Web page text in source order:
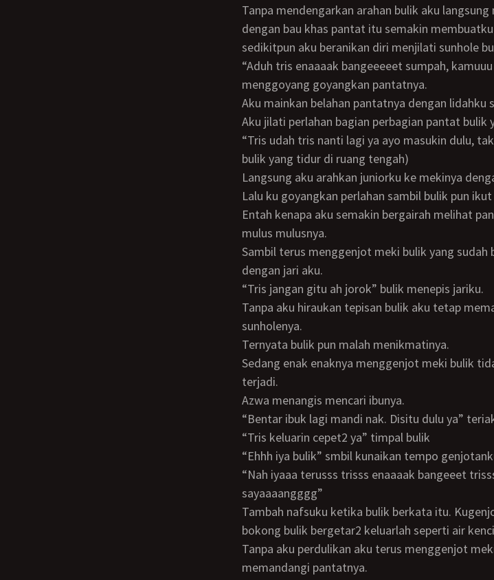
Tanpa mendengarkan arahan bulik aku langsung menjilati belahan pantat bulik
dengan bau khas pantat itu semakin
sedikitpun aku beranikan diri menjilati sunhole
“Aduh tris enaaaak bangeeeeet sumpah, kamuuu kok mauuu sihh” jawab bulik sambil
menggoyang goyangkan pantatnya.
Aku mainkan belahan pantatnya dengan
Aku jilati perlahan bagian perbagian pantat bulik
“tris udah tris nanti lagi ya ayo masukin dulu, takut nanti azwa bangun” (anak ketiga
bulik yang tidur di ruang tengah)
Langsung aku arahkan juniorku ke mekinya
Lalu ku goyangkan perlahan sambil bulik pun
Entah kenapa aku semakin bergairah melihat pantat bulik yang bisa dikata tidak ada
mulus mulusnya.
Sambil terus menggenjot meki bulik yang sudah basah itu aku mainkan sunhole bulik
dengan jari aku.
“Tris jangan gitu ah jorok” bulik menepis jariku.
Tanpa aku hiraukan tepisan bulik aku tetap memainkan jari aku di permukaan
sunholenya.
Ternyata bulik pun malah menikmatinya.
Sedang enak enaknya menggenjot meki bulik tidak lama kemudian ketakutan bulik
terjadi.
Azwa menangis mencari ibunya.
“Bentar ibuk lagi mandi nak. Disitu dulu ya”
“Tris keluarin cepet2 ya” timpal bulik
“Ehhh iya bulik” smbil kunaikan tempo
“Nah iyaaa terusss trisss enaaaak bangeeet trissss enaaakkkk trisss aku mau keluar
sayaaaangggg”
Tambah nafsuku ketika bulik berkata itu. Kugenjot lebih cepat lagi. Dan booom
bokong bulik bergetar2 keluarlah seperti air
Tanpa aku perdulikan aku terus menggenjot meki bulikku dengan tanpa putus
memandangi pantatnya.